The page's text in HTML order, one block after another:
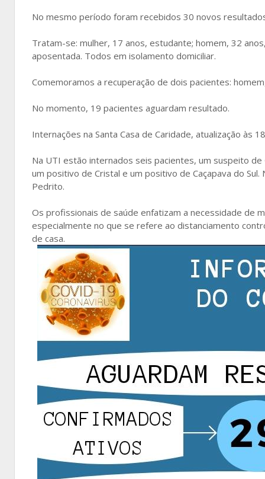
No mesmo período foram recebidos 30 novos
Tratam-se: mulher, 17 anos, estudante; homem, 32
aposentada. Todos em isolamento domiciliar.
Comemoramos a recuperação de dois pacientes:
No momento, 19 pacientes aguardam resultado.
Internações na Santa Casa de Caridade, atualização às
Na UTI estão internados seis pacientes, um suspeito
um positivo de Cristal e um positivo de Caçapava do
Pedrito.
Os profissionais de saúde enfatizam a necessidade de
especialmente no que se refere ao distanciamento
de casa.